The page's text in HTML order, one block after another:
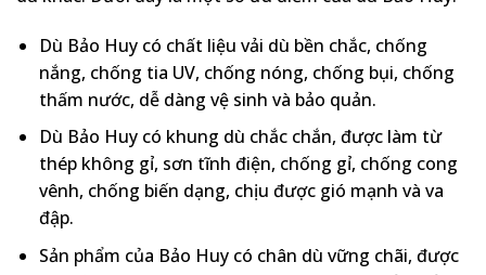
Dù Bảo Huy có chất liệu vải dù bền chắc, chống
nắng, chống tia UV, chống nóng, chống bụi, chống
thấm nước, dễ dàng vệ sinh và bảo quản.
Dù Bảo Huy có khung dù chắc chắn, được làm từ
thép không gỉ, sơn tĩnh điện, chống gỉ, chống cong
vênh, chống biến dạng, chịu được gió mạnh và va
đập.
Sản phẩm của Bảo Huy có chân dù vững chãi, được